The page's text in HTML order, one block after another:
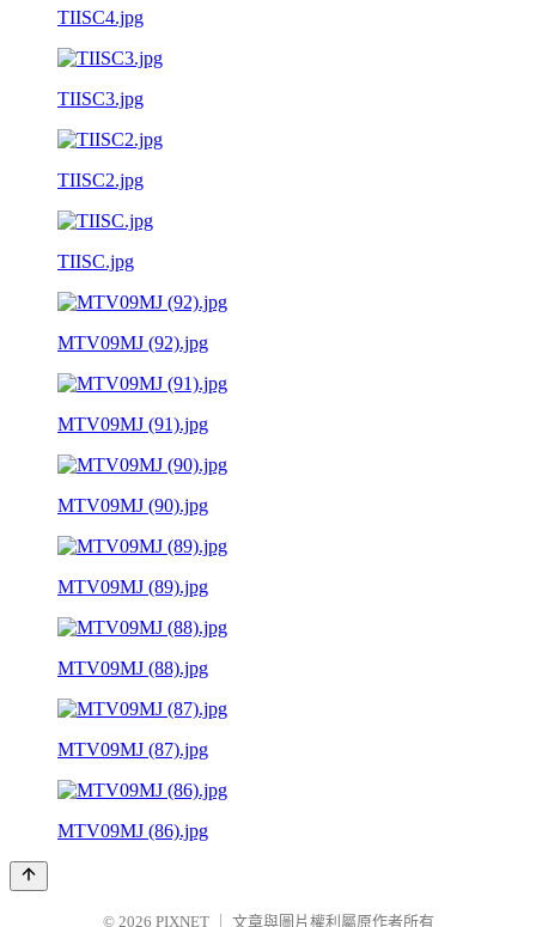
TIISC4.jpg
TIISC3.jpg
TIISC2.jpg
TIISC.jpg
MTV09MJ (92).jpg
MTV09MJ (91).jpg
MTV09MJ (90).jpg
MTV09MJ (89).jpg
MTV09MJ (88).jpg
MTV09MJ (87).jpg
MTV09MJ (86).jpg
© 2026 PIXNET 文章與圖片權利屬原作者所有